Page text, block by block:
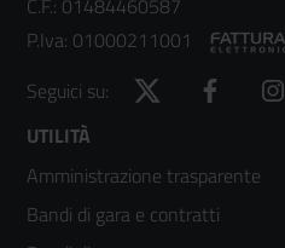
C.F.: 01484460587
P.Iva: 01000211001
Seguici su:
Twitter Facebook
Footer
menù
UTILITÀ
Amministrazione trasparente
Bandi di gara e contratti